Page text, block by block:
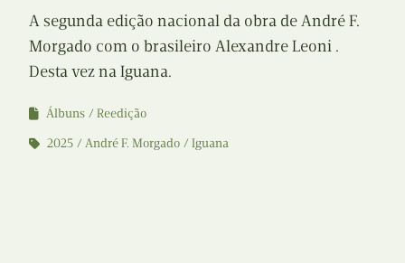
A segunda edição nacional da obra de André F.
Morgado com o brasileiro Alexandre Leoni .
Desta vez na Iguana.
Álbuns
Reedição
2025
André F. Morgado Iguana